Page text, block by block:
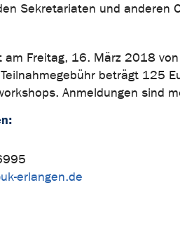
Sekretariaten und anderen
am Freitag, 16. März 2018
beträgt 125
Anmeldungen sind
erlangen.de